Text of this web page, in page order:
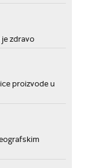
zdravo
proizvode u